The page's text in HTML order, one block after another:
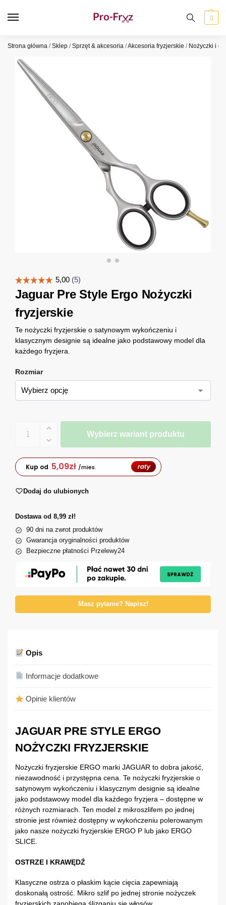
0
Strona główna /Sklep /Sprzęt & akcesoria /Akcesoria fryzjerskie / Nożyczki i
Jaguar Pre Style Ergo Nożyczki
fryzjerskie
Te nożyczki fryzjerskie o satynowym wykończeniu i
klasycznym designie są idealne jako podstawowy model dla
każdego fryzjera.
Rozmiar
Wybierz wariant produktu
Kup od 5,09zł /mies. raty
Dodaj do ulubionych
Dostawa od 8,99 zł!
90 dni na zwrot produktów
Gwarancja oryginalności produktów
Bezpieczne płatności Przelewy24
Masz pytanie? Napisz!
Opis
Informacje dodatkowe
Opinie klientów
JAGUAR PRE STYLE ERGO
NOŻYCZKI FRYZJERSKIE
Nożyczki fryzjerskie ERGO marki JAGUAR to dobra jakość,
niezawodność i przystępna cena. Te nożyczki fryzjerskie o
satynowym wykończeniu i klasycznym designie są idealne
jako podstawowy model dla każdego fryzjera – dostępne w
różnych rozmiarach. Ten model z mikroszlifem po jednej
stronie jest również dostępny w wykończeniu polerowanym
jako nasze nożyczki fryzjerskie ERGO P lub jako ERGO
SLICE.
OSTRZE I KRAWĘDŹ
Klasyczne ostrza o płaskim kącie cięcia zapewniają
doskonałą ostrość. Mikro szlif po jednej stronie nożyczek